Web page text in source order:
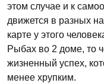
этом случае и к
движется в разных
карте у этого
Рыбах во 2 доме, то
жизненный успех,
менее хрупким.